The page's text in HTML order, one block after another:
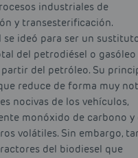
industriales de
y transesterificación.
se ideó para ser un
del petrodiésel o gasóleo
del petróleo. Su
reduce de forma muy
nocivas de los vehículos,
monóxido de carbono y
volátiles. Sin embargo,
del biodiesel que